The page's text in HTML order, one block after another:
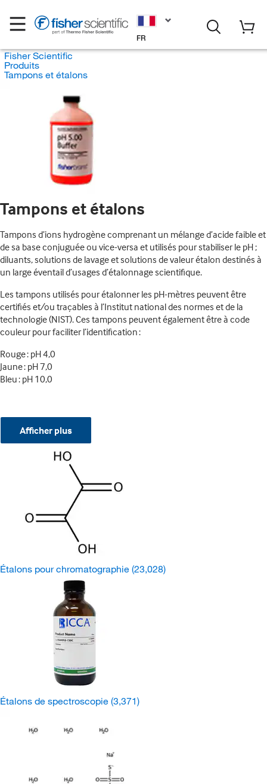
FR
Fisher Scientific
Produits
Tampons et étalons
Tampons et étalons
Tampons d’ions hydrogène comprenant un mélange d’acide faible et
de sa base conjuguée ou vice-versa et utilisés pour stabiliser le pH ;
diluants, solutions de lavage et solutions de valeur étalon destinés à
un large éventail d’usages d’étalonnage scientifique.
Les tampons utilisés pour étalonner les pH-mètres peuvent être
certifiés et/ou traçables à l’Institut national des normes et de la
technologie (NIST). Ces tampons peuvent également être à code
couleur pour faciliter l’identification :
Rouge : pH 4,0
Jaune : pH 7,0
Bleu : pH 10,0
Afficher plus
Étalons pour chromatographie (23,028)
Étalons de spectroscopie (3,371)